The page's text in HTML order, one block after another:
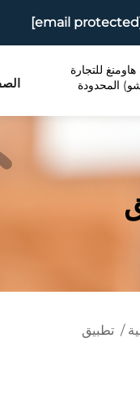
للتجارة
المحدودة
/ تطبيق